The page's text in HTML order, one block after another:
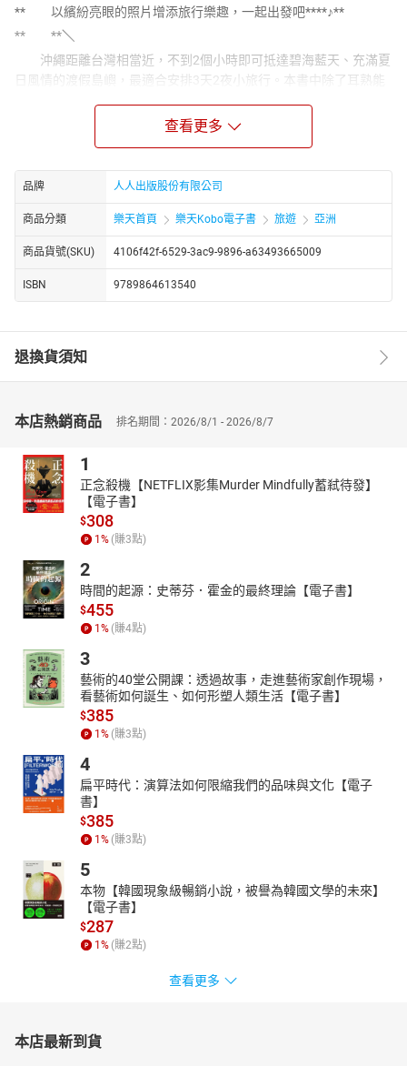
** 以繽紛亮眼的照片增添旅行樂趣，一起出發吧****♪**
** **＼
沖繩距離台灣相當近，不到2個小時即可抵達碧海藍天、充滿夏
日風情的渡假島嶼，最適合安排3天2夜小旅行。本書中除了耳熟能
外，還收錄了值得特地體驗的全新樂趣，以繽紛亮眼的照片增添旅
當地美食不只有傳統的沖繩麵、燉豬肉和苦瓜雜炒，還有炎熱
** 奢侈體驗**
在飯店裡不光是吃飯休息，還可以做美容、SPA甚至體驗瑜
珈。當瑜珈地點搬到沙灘、游泳池甚至是海面上時，想必又是一番
大型商業設施「瀨長島海風露臺」外觀宛如歐洲的度假村，可
** 自然美景**
想接觸原始大自然風景，就到慶良間群島。在一望無際的藍天
碧海中划獨木舟、玩浮潛，徜徉在閑靜的小島上，補充大自然能
量，讓身心徹底放鬆。
** 經典伴手禮**
出國一定要帶回家的伴手禮，除了美味的金楚糕和紅芋塔之
外，使用海鹽、月桃、香檬等沖繩天然物產的香皂與入浴劑是不錯
的選擇。還可以自己動手製作琉球玻璃和珊瑚染，創造獨一無二的
紀念品。
在沖繩色調濃豔的美景與美食中，同時感受這片土地的「傳
統」與「現在」，享受比以往更多元的樂趣。
系列特色
** 1.**
日本旅遊達人昭文社精心推薦
介紹最新、最熱門、最好玩的旅遊資訊！
以鮮豔的照片喚起旅行想像，羅列許多適合拍照打卡、繽紛可
愛的景點與店家。
查看更多
品牌 人人出版股份有限公司
商品分類 樂天首頁 樂天Kobo電子書 旅遊 亞洲
商品貨號(SKU) 4106f42f-6529-3ac9-9896-a63493665009
ISBN 9789864613540
退換貨須知
本店熱銷商品 排名期間：2026/8/1 - 2026/8/7
1
正念殺機【NETFLIX影集Murder Mindfully蓄弒待發】
【電子書】
$308
1 % (賺3點)
2
時間的起源：史蒂芬．霍金的最終理論【電子書】
$455
1 % (賺4點)
3
藝術的40堂公開課：透過故事，走進藝術家創作現場，
看藝術如何誕生、如何形塑人類生活【電子書】
$385
1 % (賺3點)
4
扁平時代：演算法如何限縮我們的品味與文化【電子
書】
$385
1 % (賺3點)
5
本物【韓國現象級暢銷小說，被譽為韓國文學的未來】
【電子書】
$287
1 % (賺2點)
查看更多
本店最新到貨